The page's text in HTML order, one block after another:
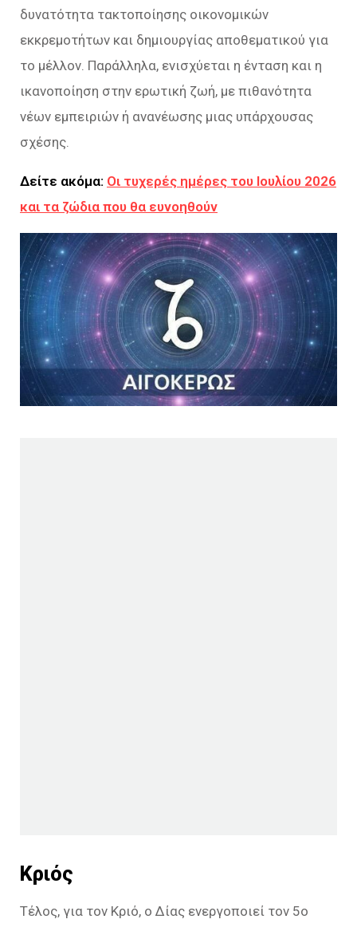
δυνατότητα τακτοποίησης οικονομικών
εκκρεμοτήτων και δημιουργίας αποθεματικού για
το μέλλον. Παράλληλα, ενισχύεται η ένταση και η
ικανοποίηση στην ερωτική ζωή, με πιθανότητα
νέων εμπειριών ή ανανέωσης μιας υπάρχουσας
σχέσης.
Δείτε ακόμα: Οι τυχερές ημέρες του Ιουλίου 2026
και τα ζώδια που θα ευνοηθούν
Κριός
Τέλος, για τον Κριό, ο Δίας ενεργοποιεί τον 5ο